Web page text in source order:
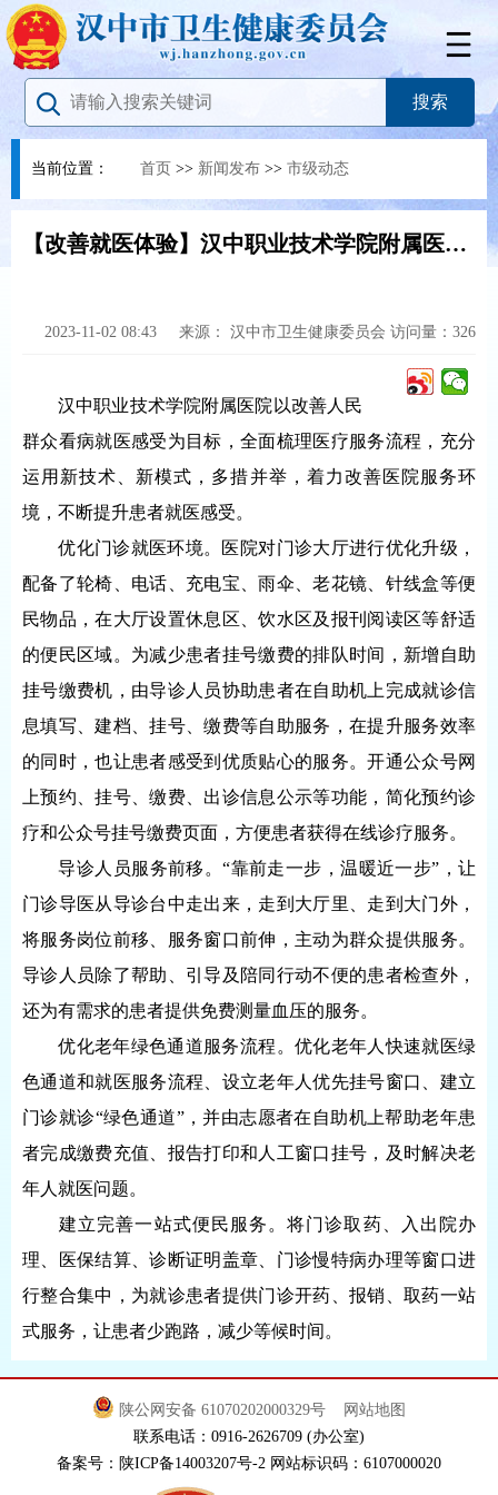
当前位置： 首页 >> 新闻发布 >> 市级动态
【改善就医体验】汉中职业技术学院附属医院着力优化门诊服务管理
2023-11-02 08:43 来源： 汉中市卫生健康委员会 访问量： 326
汉中职业技术学院附属医院以改善人民
群众看病就医感受为目标，全面梳理医疗服务流程，充分
运用新技术、新模式，多措并举，着力改善医院服务环
境，不断提升患者就医感受。
优化门诊就医环境。医院对门诊大厅进行优化升级，
配备了轮椅、电话、充电宝、雨伞、老花镜、针线盒等便
民物品，在大厅设置休息区、饮水区及报刊阅读区等舒适
的便民区域。为减少患者挂号缴费的排队时间，新增自助
挂号缴费机，由导诊人员协助患者在自助机上完成就诊信
息填写、建档、挂号、缴费等自助服务，在提升服务效率
的同时，也让患者感受到优质贴心的服务。开通公众号网
上预约、挂号、缴费、出诊信息公示等功能，简化预约诊
疗和公众号挂号缴费页面，方便患者获得在线诊疗服务。
导诊人员服务前移。“靠前走一步，温暖近一步”，让
门诊导医从导诊台中走出来，走到大厅里、走到大门外，
将服务岗位前移、服务窗口前伸，主动为群众提供服务。
导诊人员除了帮助、引导及陪同行动不便的患者检查外，
还为有需求的患者提供免费测量血压的服务。
优化老年绿色通道服务流程。优化老年人快速就医绿
色通道和就医服务流程、设立老年人优先挂号窗口、建立
门诊就诊“绿色通道”，并由志愿者在自助机上帮助老年患
者完成缴费充值、报告打印和人工窗口挂号，及时解决老
年人就医问题。
建立完善一站式便民服务。将门诊取药、入出院办
理、医保结算、诊断证明盖章、门诊慢特病办理等窗口进
行整合集中，为就诊患者提供门诊开药、报销、取药一站
式服务，让患者少跑路，减少等候时间。
陕公网安备 61070202000329号
网站地图
联系电话：0916-2626709 (办公室)
备案号：陕ICP备14003207号-2 网站标识码：6107000020